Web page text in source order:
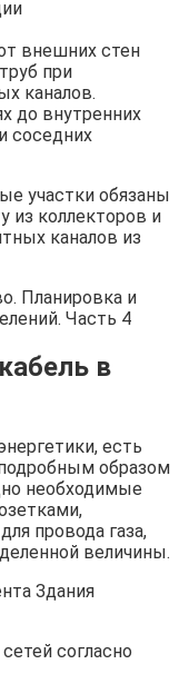
внешних стен
при
каналов.
до внутренних
соседних
участки обязаны
из коллекторов и
каналов из
в
есть
образом
необходимые
провода газа,
величины.
согласно